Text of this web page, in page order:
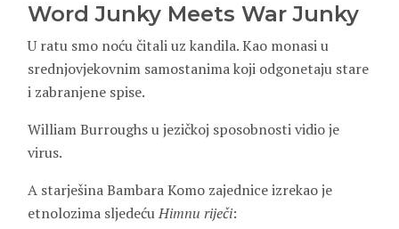
Word Junky Meets War Junky
U ratu smo noću čitali uz kandila. Kao monasi u
srednjovjekovnim samostanima koji odgonetaju stare
i zabranjene spise.
William Burroughs u jezičkoj sposobnosti vidio je
virus.
A starješina Bambara Komo zajednice izrekao je
etnolozima sljedećuHimnu riječi: